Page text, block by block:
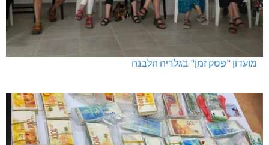
מועדון "פסק זמן" בגלריה הלבנה